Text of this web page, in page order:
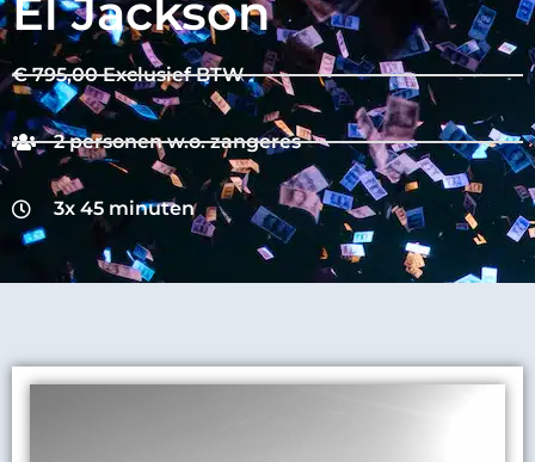
El Jackson
€ 795,00 Exclusief BTW
2 personen w.o. zangeres
3x 45 minuten